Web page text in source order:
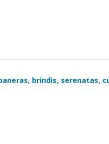
brindis, serenatas,